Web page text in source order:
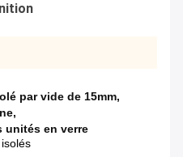
par vide de 15mm,
,
unités en verre